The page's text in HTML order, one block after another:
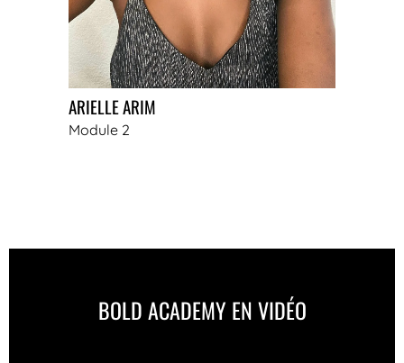
ARIELLE ARIM
Module 2
BOLD ACADEMY EN VIDÉO